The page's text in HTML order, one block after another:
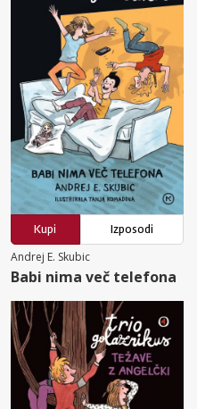
Kupi
Izposodi
Andrej E. Skubic
Babi nima več telefona